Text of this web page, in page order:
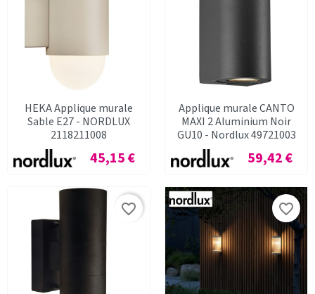
HEKA Applique murale
Sable E27 - NORDLUX
2118211008
Prix
45,15 €
Applique murale CANTO
MAXI 2 Aluminium Noir
GU10 - Nordlux 49721003
Prix
59,42 €
favorite_border favorite_border